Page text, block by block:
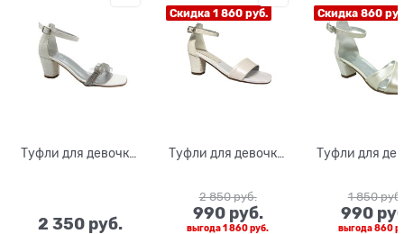
Туфли для девочки,
2 350 руб.
Скидка 1 860 руб.
Туфли для девочки,
2 850 руб.
990 руб.
выгода1 860 руб.
Скидка 860
Туфли для
1 850 руб.
990
выгода860